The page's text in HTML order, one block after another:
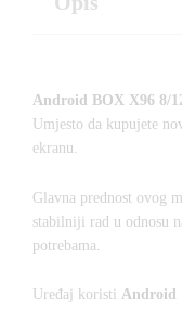
Android BOX X96 8/
Umjesto da kupujete
ekranu.
Glavna prednost ovog
stabilniji rad u odnosu
potrebama.
Uređaj koristi Android